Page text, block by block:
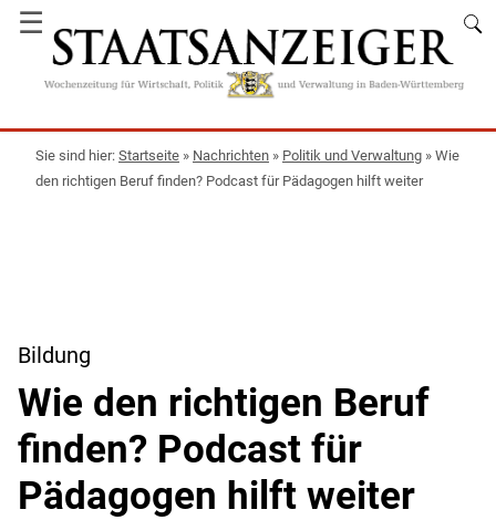
☰
Startseite » Nachrichten » Politik und Verwaltung » Wie
den richtigen Beruf finden? Podcast für Pädagogen hilft weiter
Bildung
Wie den richtigen Beruf
finden? Podcast für
Pädagogen hilft weiter